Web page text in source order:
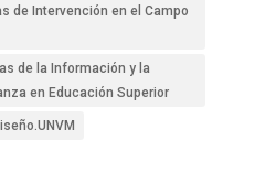
de Intervención en el Campo
de la Información y la
en Educación Superior